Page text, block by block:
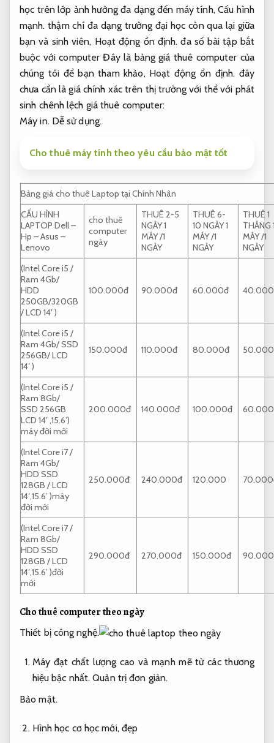
học trên lớp ảnh hưởng đa dạng đến máy tính,Cấu hình
mạnh. thậm chí đa dạng trường đại học còn qua lại giữa
bạn và sinh viên, Hoạt động ổn định. đa số bài tập bắt
buộc với computer Đây là bảng giá thuê computer của
chúng tôi để bạn tham khảo, Hoạt động ổn định. đây
chưa cần là giá chính xác trên thị trường với thể với phát
sinh chênh lệch giá thuê computer:
Máy in. Dễ sử dụng.
Cho thuê máy tính theo yêu cầu bảo mật tốt
Bảng giá cho thuê Laptop tại Chính Nhân
CẤU HÌNH
LAPTOP Dell –
Hp – Asus –
Lenovo
cho thuê
computer
ngày
THUÊ 2-5
NGÀY 1
MÁY /1
NGÀY
THUÊ 6-
10 NGÀY 1
MÁY /1
NGÀY
THUÊ 1
THÁNG
MÁY /1
NGÀY
(Intel Core i5 /
Ram 4Gb/
HDD
250GB/320GB
/ LCD 14′ )
100.000đ 90.000đ 60.000đ
(Intel Core i5 /
Ram 4Gb/ SSD
256GB/ LCD
14′ )
150.000đ 110.000đ 80.000đ
(Intel Core i5 /
Ram 8Gb/
SSD 256GB
LCD 14′ ,15.6’)
máy đời mới
200.000đ 140.000đ 100.000đ
(Intel Core i7 /
Ram 4Gb/
HDD SSD
128GB / LCD
14′,15.6’ )máy
đời mới
250.000đ 240.000đ 120.000
(Intel Core i7 /
Ram 8Gb/
HDD SSD
128GB / LCD
14′,15.6’ )đời
mới
290.000đ 270.000đ 150.000đ
Cho thuê computer theo ngày
Thiết bị công nghệ.
Máy đạt chất lượng cao và mạnh mẽ từ các thương
hiệu bậc nhất.Quản trị đơn giản.
Bảo mật.
Hình học cơ học mới, đẹp